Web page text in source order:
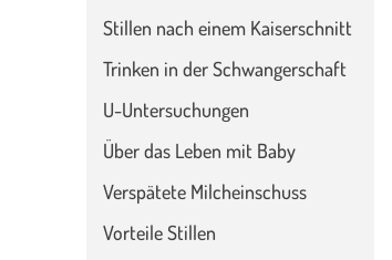
Stillen nach einem Kaiserschnitt
Trinken in der Schwangerschaft
U-Untersuchungen
Über das Leben mit Baby
Verspätete Milcheinschuss
Vorteile Stillen